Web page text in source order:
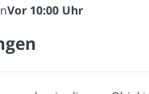
Vor 10:00 Uhr